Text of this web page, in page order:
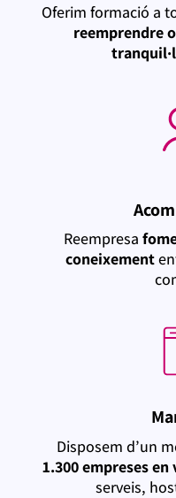
Oferim formació a
reemprendre
Reempresa
coneixement
Disposem d’un
1.300 empreses en
serveis,